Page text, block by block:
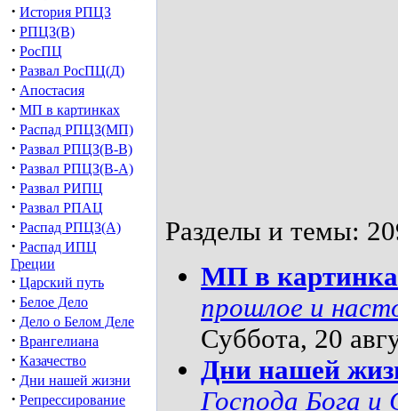
· История РПЦЗ
· РПЦЗ(В)
· РосПЦ
· Развал РосПЦ(Д)
· Апостасия
· МП в картинках
· Распад РПЦЗ(МП)
· Развал РПЦЗ(В-В)
· Развал РПЦЗ(В-А)
· Развал РИПЦ
· Развал РПАЦ
· Распад РПЦЗ(А)
· Распад ИПЦ
Греции
· Царский путь
· Белое Дело
· Дело о Белом Деле
· Врангелиана
· Казачество
· Дни нашей жизни
· Репрессирование
Разделы и темы:
МП в
прошлое и
Суббота, 20
Дни нашей
Господа Бога